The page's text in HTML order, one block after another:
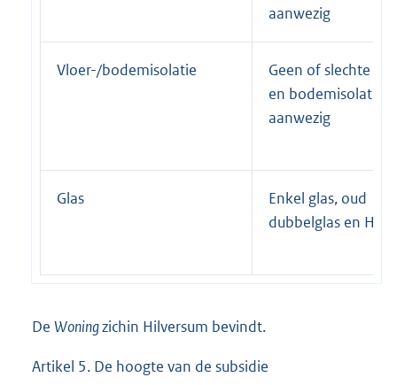
aanwezig
Vloer-/bodemisolatie
Geen of slechte
en bodemisolatie
aanwezig
Glas
Enkel glas, oud
dubbelglas en HR
De Woningzichin Hilversum bevindt.
Artikel 5. De hoogte van de subsidie